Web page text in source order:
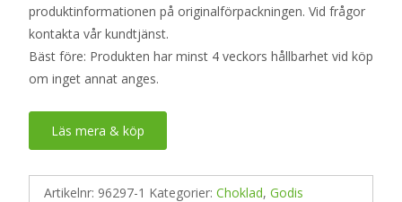
produktinformationen på originalförpackningen. Vid frågor
kontakta vår kundtjänst.
Bäst före: Produkten har minst 4 veckors hållbarhet vid köp
om inget annat anges.
Läs mera & köp
Artikelnr: 96297-1 Kategorier: Choklad, Godis